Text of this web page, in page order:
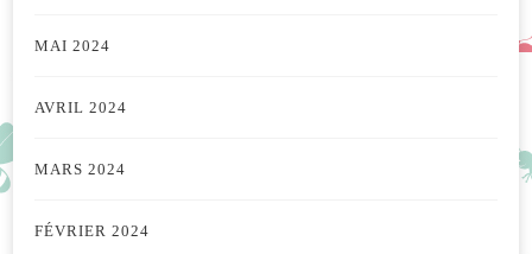
MAI 2024
AVRIL 2024
MARS 2024
FÉVRIER 2024